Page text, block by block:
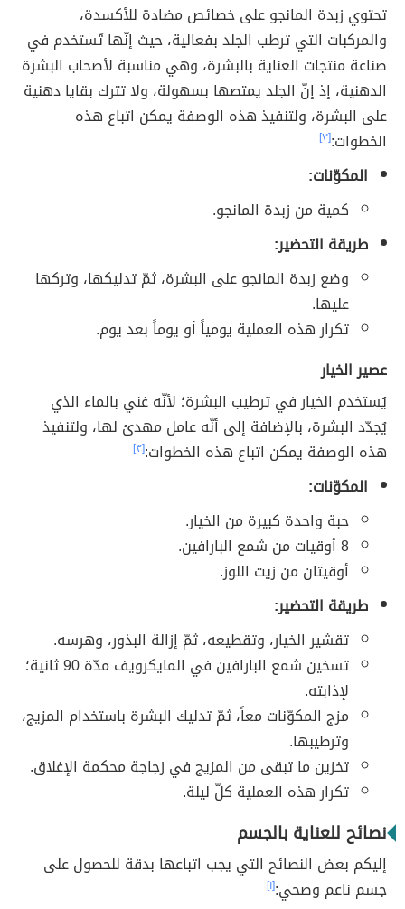
تحتوي زبدة المانجو على خصائص مضادة للأكسدة،
والمركبات التي ترطب الجلد بفعالية، حيث إنّها تُستخدم في
صناعة منتجات العناية بالبشرة، وهي مناسبة لأصحاب البشرة
الدهنية، إذ إنّ الجلد يمتصها بسهولة، ولا تترك بقايا دهنية
على البشرة، ولتنفيذ هذه الوصفة يمكن اتباع هذه
الخطوات:[٣]
المكوّنات:
كمية من زبدة المانجو.
طريقة التحضير:
وضع زبدة المانجو على البشرة، ثمّ تدليكها، وتركها
عليها.
تكرار هذه العملية يومياً أو يوماً بعد يوم.
عصير الخيار
يُستخدم الخيار في ترطيب البشرة؛ لأنّه غني بالماء الذي
يُجدّد البشرة، بالإضافة إلى أنّه عامل مهدئ لها، ولتنفيذ
هذه الوصفة يمكن اتباع هذه الخطوات:[٣]
المكوّنات:
حبة واحدة كبيرة من الخيار.
8 أوقيات من شمع البارافين.
أوقيتان من زيت اللوز.
طريقة التحضير:
تقشير الخيار، وتقطيعه، ثمّ إزالة البذور، وهرسه.
تسخين شمع البارافين في المايكرويف مدّة 90 ثانية؛
لإذابته.
مزج المكوّنات معاً، ثمّ تدليك البشرة باستخدام المزيج،
وترطيبها.
تخزين ما تبقى من المزيج في زجاجة محكمة الإغلاق.
تكرار هذه العملية كلّ ليلة.
نصائح للعناية بالجسم
إليكم بعض النصائح التي يجب اتباعها بدقة للحصول على
جسم ناعم وصحي:[١]